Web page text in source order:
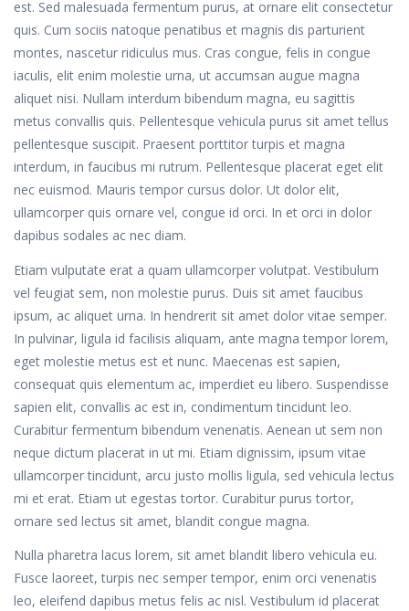
est. Sed malesuada fermentum purus, at ornare elit consectetur
quis. Cum sociis natoque penatibus et magnis dis parturient
montes, nascetur ridiculus mus. Cras congue, felis in congue
iaculis, elit enim molestie urna, ut accumsan augue magna
aliquet nisi. Nullam interdum bibendum magna, eu sagittis
metus convallis quis. Pellentesque vehicula purus sit amet tellus
pellentesque suscipit. Praesent porttitor turpis et magna
interdum, in faucibus mi rutrum. Pellentesque placerat eget elit
nec euismod. Mauris tempor cursus dolor. Ut dolor elit,
ullamcorper quis ornare vel, congue id orci. In et orci in dolor
dapibus sodales ac nec diam.
Etiam vulputate erat a quam ullamcorper volutpat. Vestibulum
vel feugiat sem, non molestie purus. Duis sit amet faucibus
ipsum, ac aliquet urna. In hendrerit sit amet dolor vitae semper.
In pulvinar, ligula id facilisis aliquam, ante magna tempor lorem,
eget molestie metus est et nunc. Maecenas est sapien,
consequat quis elementum ac, imperdiet eu libero. Suspendisse
sapien elit, convallis ac est in, condimentum tincidunt leo.
Curabitur fermentum bibendum venenatis. Aenean ut sem non
neque dictum placerat in ut mi. Etiam dignissim, ipsum vitae
ullamcorper tincidunt, arcu justo mollis ligula, sed vehicula lectus
mi et erat. Etiam ut egestas tortor. Curabitur purus tortor,
ornare sed lectus sit amet, blandit congue magna.
Nulla pharetra lacus lorem, sit amet blandit libero vehicula eu.
Fusce laoreet, turpis nec semper tempor, enim orci venenatis
leo, eleifend dapibus metus felis ac nisl. Vestibulum id placerat